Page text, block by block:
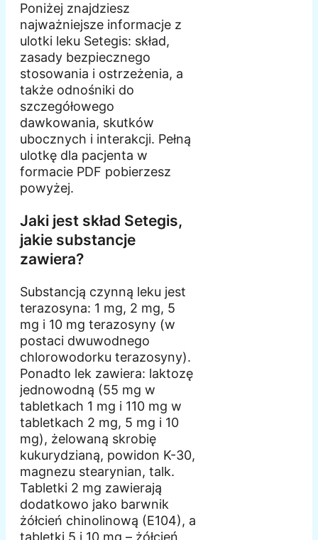
Poniżej znajdziesz
najważniejsze informacje z
ulotki leku Setegis: skład,
zasady bezpiecznego
stosowania i ostrzeżenia, a
także odnośniki do
szczegółowego
dawkowania, skutków
ubocznych i interakcji. Pełną
ulotkę dla pacjenta w
formacie PDF pobierzesz
powyżej.
Jaki jest skład Setegis,
jakie substancje
zawiera?
Substancją czynną leku jest
terazosyna: 1 mg, 2 mg, 5
mg i 10 mg terazosyny (w
postaci dwuwodnego
chlorowodorku terazosyny).
Ponadto lek zawiera: laktozę
jednowodną (55 mg w
tabletkach 1 mg i 110 mg w
tabletkach 2 mg, 5 mg i 10
mg), żelowaną skrobię
kukurydzianą, powidon K-30,
magnezu stearynian, talk.
Tabletki 2 mg zawierają
dodatkowo jako barwnik
żółcień chinolinową (E104), a